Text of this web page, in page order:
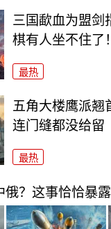
三国歃血为盟剑
棋有人坐不住了！
最热
五角大楼鹰派翘
连门缝都没给留
最热
俄？这事恰恰暴